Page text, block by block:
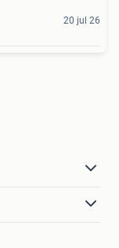
20 jul 26